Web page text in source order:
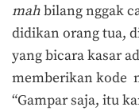
mahbilang nggak
didikan orang tua,
yang bicara kasar
memberikan kode
“Gampar saja, itu